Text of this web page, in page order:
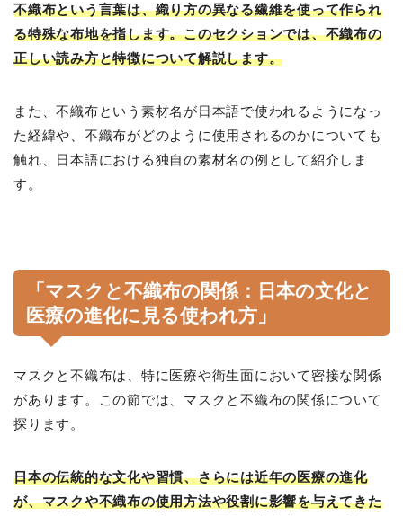
不織布という言葉は、織り方の異なる繊維を使って作られ
る特殊な布地を指します。このセクションでは、不織布の
正しい読み方と特徴について解説します。
また、不織布という素材名が日本語で使われるようになっ
た経緯や、不織布がどのように使用されるのかについても
触れ、日本語における独自の素材名の例として紹介しま
す。
「マスクと不織布の関係：日本の文化と
医療の進化に見る使われ方」
マスクと不織布は、特に医療や衛生面において密接な関係
があります。この節では、マスクと不織布の関係について
探ります。
日本の伝統的な文化や習慣、さらには近年の医療の進化
が、マスクや不織布の使用方法や役割に影響を与えてきた